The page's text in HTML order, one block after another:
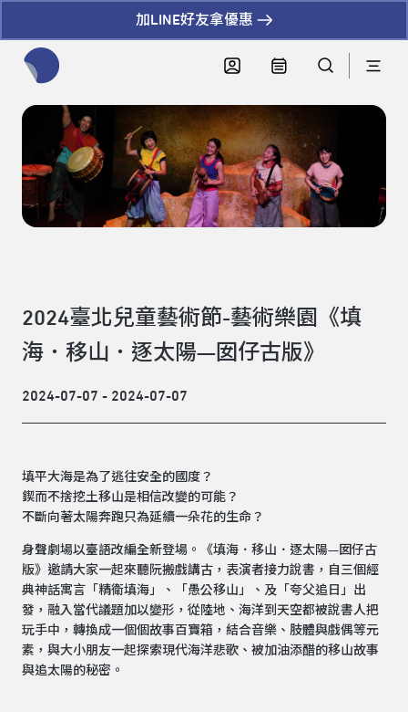
加LINE好友拿優惠
2024臺北兒童藝術節-藝術樂園《填
海．移山．逐太陽—囡仔古版》
2024-07-07 - 2024-07-07
填平大海是為了逃往安全的國度？
鍥而不捨挖土移山是相信改變的可能？
不斷向著太陽奔跑只為延續一朵花的生命？
身聲劇場以臺語改編全新登場。《填海．移山．逐太陽—囡仔古
版》邀請大家一起來聽阮搬戲講古，表演者接力說書，自三個經
典神話寓言「精衛填海」、「愚公移山」、及「夸父追日」出
發，融入當代議題加以變形，從陸地、海洋到天空都被說書人把
玩手中，轉換成一個個故事百寶箱，結合音樂、肢體與戲偶等元
素，與大小朋友一起探索現代海洋悲歌、被加油添醋的移山故事
與追太陽的秘密。